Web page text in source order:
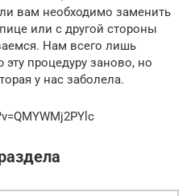
вам необходимо заменить
или с другой стороны
Нам всего лишь
процедуру заново, но
у нас заболела.